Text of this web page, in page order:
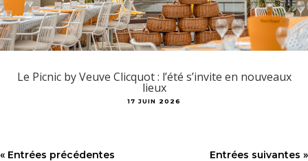
Le Picnic by Veuve Clicquot : l’été s’invite en nouveaux
lieux
17 JUIN 2026
« Entrées précédentes Entrées suivantes »